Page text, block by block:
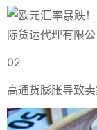
02
高通货膨胀导致